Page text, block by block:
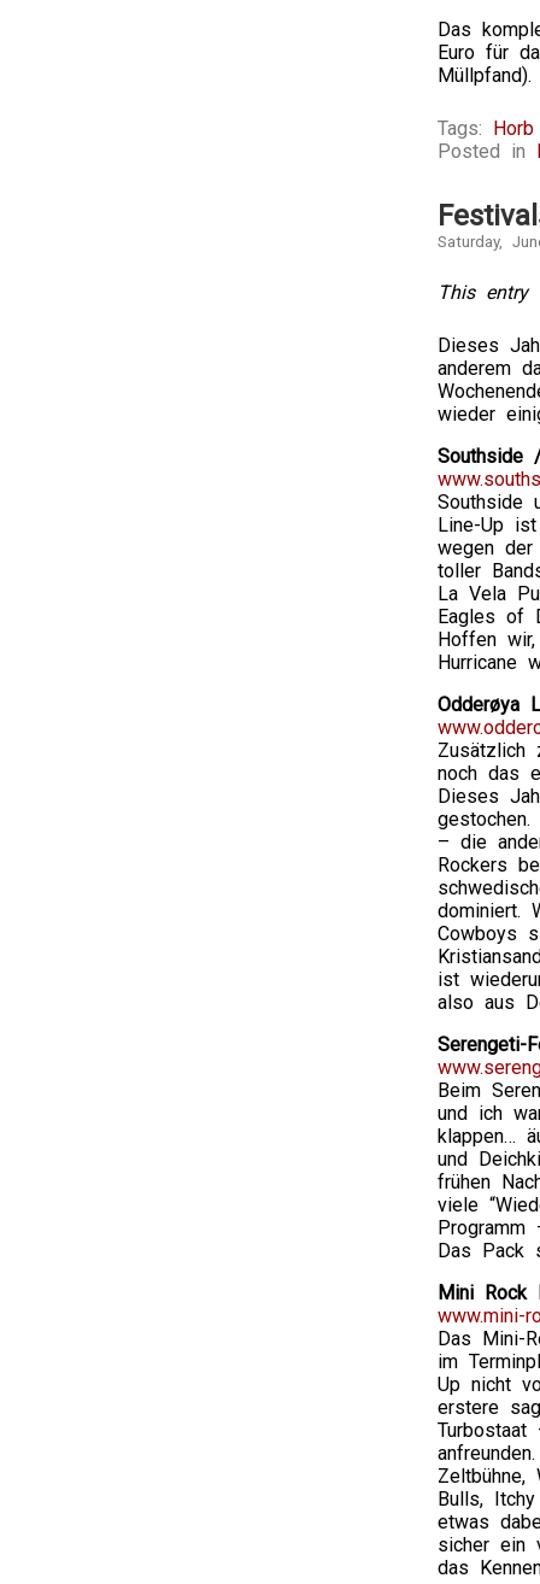
Das
Euro für
Tags: Horb
Posted in
Saturday,
This entry
Dieses
anderem
wieder
Southside
Southside
Line-Up
wegen der
toller
La Vela
Eagles of
Hoffen
Hurricane
Odderøya
Zusätzlich
noch das
Dieses
– die
Rockers
dominiert.
Cowboys
ist
also aus
Serengeti-
Beim
und ich
klappen…
und
frühen
viele
Das Pack
Mini Rock
www.mini-
Das Mini-
im
Up nicht
erstere
Zeltbühne,
Bulls,
etwas
sicher ein
das